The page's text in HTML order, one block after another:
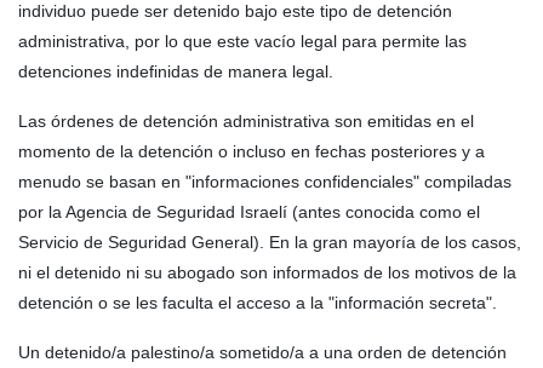
individuo puede ser detenido bajo este tipo de detención
administrativa, por lo que este vacío legal para permite las
detenciones indefinidas de manera legal.
Las órdenes de detención administrativa son emitidas en el
momento de la detención o incluso en fechas posteriores y a
menudo se basan en "informaciones confidenciales" compiladas
por la Agencia de Seguridad Israelí (antes conocida como el
Servicio de Seguridad General). En la gran mayoría de los casos,
ni el detenido ni su abogado son informados de los motivos de la
detención o se les faculta el acceso a la "información secreta".
Un detenido/a palestino/a sometido/a a una orden de detención